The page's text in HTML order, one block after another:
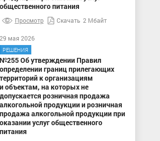
общественного питания
Просмотр Скачать 2 Мбайт
29 мая 2026
РЕШЕНИЯ
№255 Об утверждении Правил
определении границ прилегающих
территорий к организациям
и объектам, на которых не
допускается розничная продажа
алкогольной продукции и розничная
продажа алкогольной продукции при
оказании услуг общественного
питания